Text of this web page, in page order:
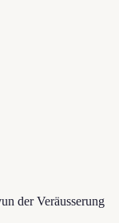
der Veräusserung